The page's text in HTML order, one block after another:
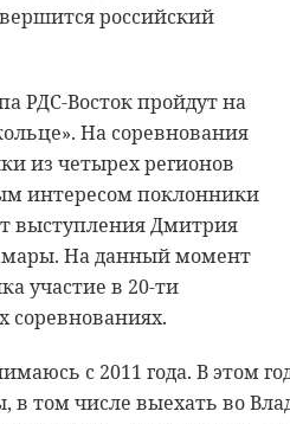
российский
РДС-Восток пройдут на
На соревнования
из четырех регионов
интересом поклонники
выступления Дмитрия
На данный момент
участие в 20-ти
соревнованиях.
с 2011 года. В этом
в том числе выехать во